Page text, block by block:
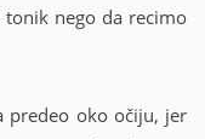
tonik nego da recimo
predeo oko očiju, jer